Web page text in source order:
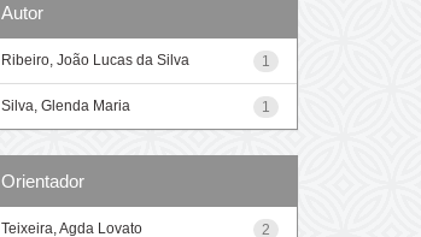
Autor
1
Ribeiro, João Lucas da Silva
1
Silva, Glenda Maria
Orientador
2
Teixeira, Agda Lovato